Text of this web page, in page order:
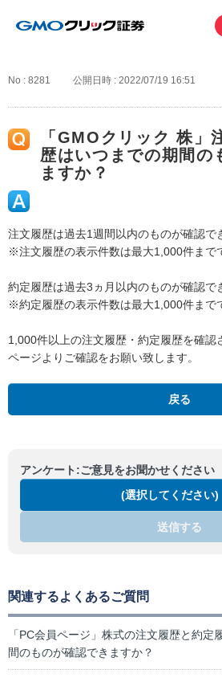
No : 8281 公開日時 : 2022/07/19 16:51
「GMOクリック 株」
歴はいつまでの期間の
ますか？
注文履歴は過去1週間以内のものが確認で
※注文履歴の表示件数は最大1,000件まで
約定履歴は過去3ヵ月以内のものが確認で
※約定履歴の表示件数は最大1,000件まで
1,000件以上の注文履歴・約定履歴を確認
ページよりご確認をお願い致します。
戻る
アンケート:ご意見をお聞かせください
(選択してください)
送信する
関連するよくあるご質問
「PC会員ページ」株式の注文履歴と約定
間のものが確認できますか？